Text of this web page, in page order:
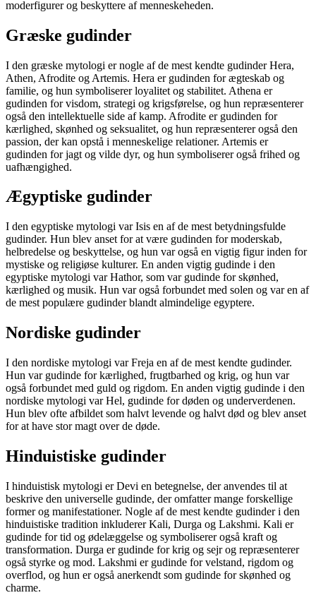
moderfigurer og beskyttere af menneskeheden.
Græske gudinder
I den græske mytologi er nogle af de mest kendte gudinder Hera,
Athen, Afrodite og Artemis. Hera er gudinden for ægteskab og
familie, og hun symboliserer loyalitet og stabilitet. Athena er
gudinden for visdom, strategi og krigsførelse, og hun repræsenterer
også den intellektuelle side af kamp. Afrodite er gudinden for
kærlighed, skønhed og seksualitet, og hun repræsenterer også den
passion, der kan opstå i menneskelige relationer. Artemis er
gudinden for jagt og vilde dyr, og hun symboliserer også frihed og
uafhængighed.
Ægyptiske gudinder
I den egyptiske mytologi var Isis en af ​​de mest betydningsfulde
gudinder. Hun blev anset for at være gudinden for moderskab,
helbredelse og beskyttelse, og hun var også en vigtig figur inden for
mystiske og religiøse kulturer. En anden vigtig gudinde i den
egyptiske mytologi var Hathor, som var gudinde for skønhed,
kærlighed og musik. Hun var også forbundet med solen og var en af
​​de mest populære gudinder blandt almindelige egyptere.
Nordiske gudinder
I den nordiske mytologi var Freja en af ​​de mest kendte gudinder.
Hun var gudinde for kærlighed, frugtbarhed og krig, og hun var
også forbundet med guld og rigdom. En anden vigtig gudinde i den
nordiske mytologi var Hel, gudinde for døden og underverdenen.
Hun blev ofte afbildet som halvt levende og halvt død og blev anset
for at have stor magt over de døde.
Hinduistiske gudinder
I hinduistisk mytologi er Devi en betegnelse, der anvendes til at
beskrive den universelle gudinde, der omfatter mange forskellige
former og manifestationer. Nogle af de mest kendte gudinder i den
hinduistiske tradition inkluderer Kali, Durga og Lakshmi. Kali er
gudinde for tid og ødelæggelse og symboliserer også kraft og
transformation. Durga er gudinde for krig og sejr og repræsenterer
også styrke og mod. Lakshmi er gudinde for velstand, rigdom og
overflod, og hun er også anerkendt som gudinde for skønhed og
charme.